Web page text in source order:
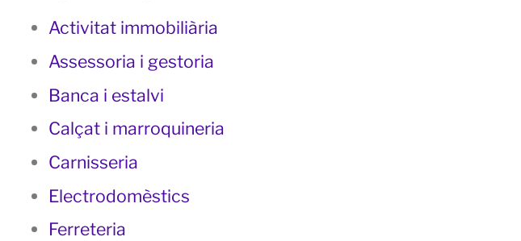
Activitat immobiliària
Assessoria i gestoria
Banca i estalvi
Calçat i marroquineria
Carnisseria
Electrodomèstics
Ferreteria